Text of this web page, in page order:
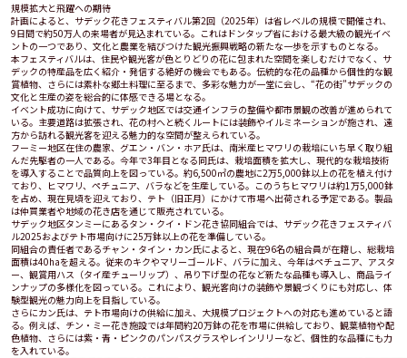
規模拡大と飛躍への期待
計画によると、サデック花きフェスティバル第2回（2025年）は省レベルの規模で開催され、
9日間で約50万人の来場者が見込まれている。これはドンタップ省における最大級の観光イベ
ントの一つであり、文化と農業を結びつけた観光振興戦略の新たな一歩を示すものとなる。
本フェスティバルは、住民や観光客が色とりどりの花に包まれた空間を楽しむだけでなく、サ
デックの特産品を広く紹介・発信する絶好の機会でもある。伝統的な花の品種から個性的な観
賞植物、さらには素朴な郷土料理に至るまで、多彩な魅力が一堂に会し、“花の街”サデックの
文化と生産の姿を総合的に体感できる場となる。
イベント成功に向けて、サデック地区では交通インフラの整備や都市景観の改善が進められて
いる。主要道路は拡張され、花の村へと続くルートには装飾やイルミネーションが施され、遠
方から訪れる観光客を迎える魅力的な空間が整えられている。
フーミー地区在住の農家、グエン・バン・ホア氏は、南米産ヒマワリの栽培にいち早く取り組
んだ先駆者の一人である。今年で3年目となる同氏は、栽培面積を拡大し、現代的な栽培技術
を導入することで品質向上を図っている。約6,500㎡の農地に2万5,000鉢以上の花を植え付け
ており、ヒマワリ、ペチュニア、バラなどを生産している。このうちヒマワリは約1万5,000鉢
を占め、現在見頃を迎えており、テト（旧正月）にかけて市場へ出荷される予定である。製品
は仲買業者や地域の花き店を通じて販売されている。
サデック地区タンミーにあるタン・クイ・ドン花き協同組合では、サデック花きフェスティバ
ル2025およびテト市場向けに25万鉢以上の花を準備している。
同組合の責任者であるチャン・タイン・カン氏によると、現在96名の組合員が在籍し、総栽培
面積は40haを超える。従来のキクやマリーゴールド、バラに加え、今年はペチュニア、アスタ
ー、観賞用ハス（タイ産チューリップ）、吊り下げ型の花など新たな品種も導入し、商品ライ
ンナップの多様化を図っている。これにより、観光客向けの装飾や景観づくりにも対応し、体
験型観光の魅力向上を目指している。
さらにカン氏は、テト市場向けの供給に加え、大規模プロジェクトへの対応も進めていると語
る。例えば、チン・ミー花き施設では年間約20万鉢の花を市場に供給しており、観葉植物や配
色植物、さらには紫・青・ピンクのパンパスグラスやレインリリーなど、個性的な品種にも力
を入れている。